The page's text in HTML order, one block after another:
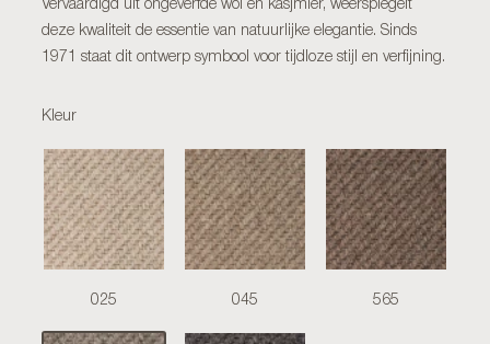
Vervaardigd uit ongeverfde wol en kasjmier, weerspiegelt
deze kwaliteit de essentie van natuurlijke elegantie. Sinds
1971 staat dit ontwerp symbool voor tijdloze stijl en verfijning.
Kleur
025 045 565